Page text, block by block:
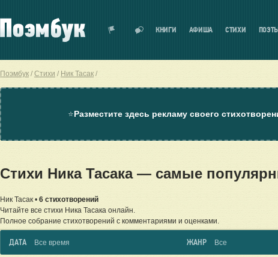
КНИГИ АФИША СТИХИ ПОЭТЫ
Поэмбук Стихи Ник Тасак
⭐Разместите здесь рекламу своего
Стихи Ника Тасака — самые
Ник Тасак • 6 стихотворений
Читайте все стихи Ника Тасака онлайн.
Полное собрание стихотворений с комментариями и оценками.
ДАТА Все время ЖАНР Все